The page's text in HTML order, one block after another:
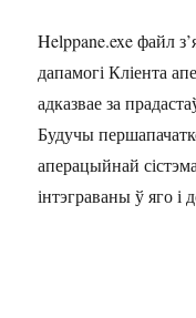
Helppane.exe файл
дапамогі Кліента
адказвае за
Будучы
аперацыйнай
інтэграваны ў яго і